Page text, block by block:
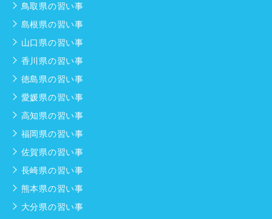
鳥取県の習い事
島根県の習い事
山口県の習い事
香川県の習い事
徳島県の習い事
愛媛県の習い事
高知県の習い事
福岡県の習い事
佐賀県の習い事
長崎県の習い事
熊本県の習い事
大分県の習い事